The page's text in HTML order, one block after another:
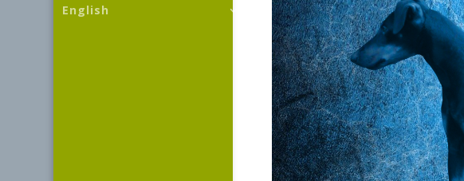
English